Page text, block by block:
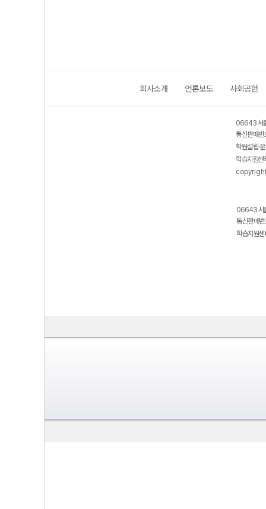
회사소개 언론보도 사회공헌
06643 서
통신판매
학원설립·
학습지원
06643 서
통신판매
학습지원